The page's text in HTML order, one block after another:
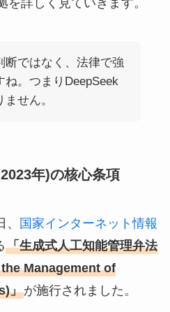
断ではなく、法律で強
ね。つまりDeepSeek
せん。
年)の核心条項
国家インターネット情報
「生成式人工知能管理弁法
Management of
」が施行されました。